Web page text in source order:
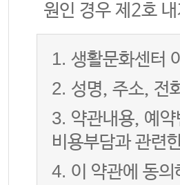
원인 경우 제2호
1. 생활문화센터
2. 성명, 주소, 전
3. 약관내용, 예
비용부담과 관련
4. 이 약관에 동